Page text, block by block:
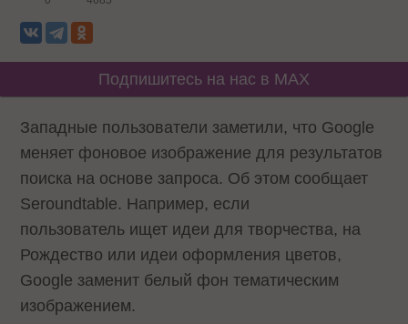
Подпишитесь на нас в MAX
Западные пользователи заметили, что Google
меняет фоновое изображение для результатов
поиска на основе запроса. Об этом сообщает
Seroundtable. Например, если
пользователь ищет идеи для творчества, на
Рождество или идеи оформления цветов,
Google заменит белый фон тематическим
изображением.